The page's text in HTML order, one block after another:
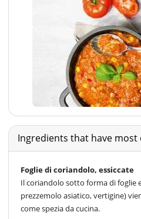
Ingredients that have
Foglie di coriandolo, essiccate
Il coriandolo sotto forma di foglie
prezzemolo asiatico, vertigine)
come spezia da cucina.